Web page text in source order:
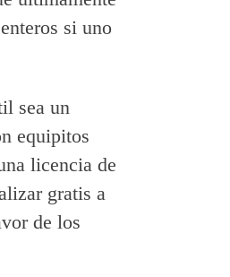
si uno
sea un
equipitos
licencia de
gratis a
de los